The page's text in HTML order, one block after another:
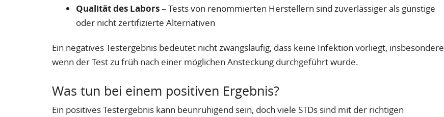
Qualität des Labors– Tests von renommierten Herstellern sind zuverlässiger als günstige
oder nicht zertifizierte Alternativen
Ein negatives Testergebnis bedeutet nicht zwangsläufig, dass keine Infektion vorliegt, insbesondere
wenn der Test zu früh nach einer möglichen Ansteckung durchgeführt wurde.
Was tun bei einem positiven Ergebnis?
Ein positives Testergebnis kann beunruhigend sein, doch viele STDs sind mit der richtigen